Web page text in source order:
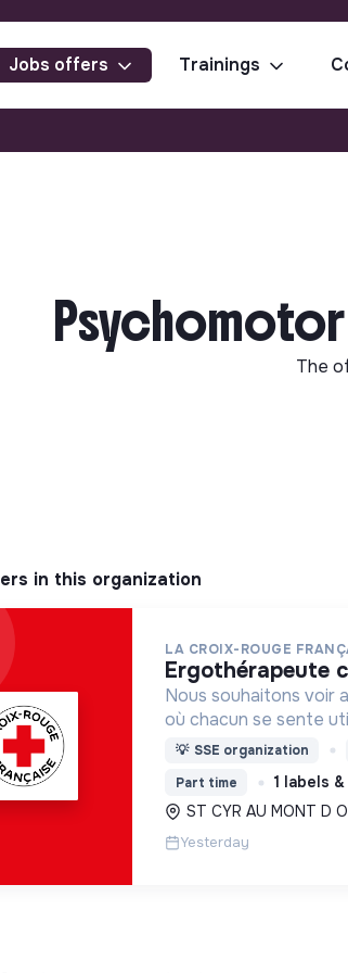
Jobs offers Trainings
The
in this organization
LA CROIX-ROUGE
Nous souhaitons voir
où chacun se sente
Pour cela, nous
adaptés à tous.
💡 SSE organization
Part time
1 labels
ST CYR AU MONT D
Yesterday